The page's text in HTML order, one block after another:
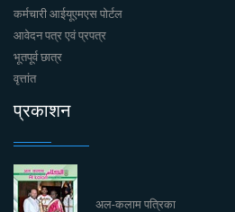
कर्मचारी आईयूएमएस पोर्टल
आवेदन पत्र एवं प्रपत्र
भूतपूर्व छात्र
वृत्तांत
प्रकाशन
अल-कलाम पत्रिका